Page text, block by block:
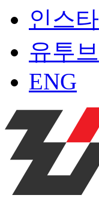
인스타
유투브
ENG